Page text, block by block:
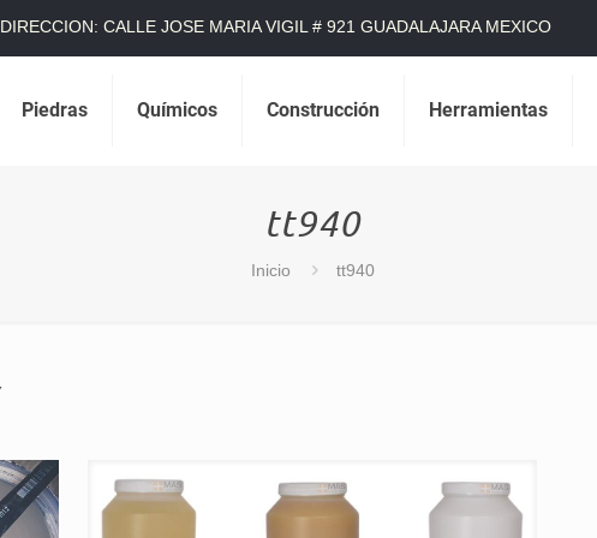
DIRECCION: CALLE JOSE MARIA VIGIL # 921 GUADALAJARA MEXICO
Piedras Químicos Construcción Herramientas
tt940
Inicio tt940